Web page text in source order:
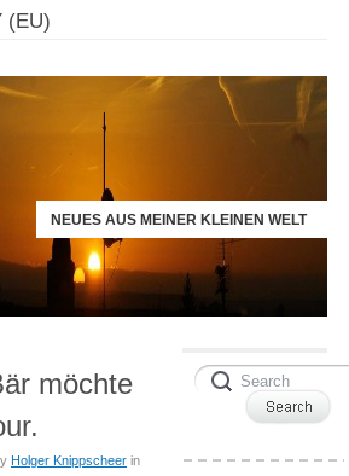
(EU)
NEUES AUS MEINER KLEINEN WELT
möchte
Holger Knippscheer in